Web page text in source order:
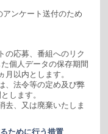
アンケート送付のため
の応募、番組へのリク
個人データの保存期間
以内とします。
、法令等の定め及び弊
します。
去、又は廃棄いたしま
ために行う措置